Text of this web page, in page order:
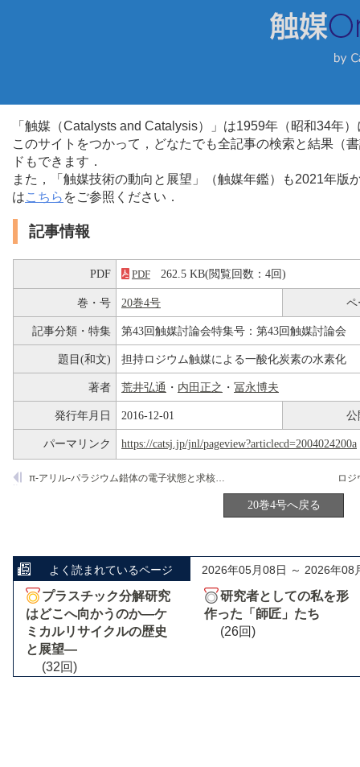
「触媒（Catalysts and Catalysis）」は1959年（昭和34年
このサイトをつかって，どなたでも全記事の検索と結果（
ドもできます．
また，「触媒技術の動向と展望」（触媒年鑑）も2021年
はこちら をご参照ください．
記事情報
PDF PDF 262.5 KB(閲覧回数：4回)
巻・号 20巻4号 ペ
記事分類・特集 第43回触媒討論会特集号：第43回触媒討論会
題目(和文) 担持ロジウム触媒による一酸化炭素の水素化
著者 荒井弘通 ・ 内田正之 ・ 冨永博夫
発行年月日 2016-12-01 公
パーマリンク https://catsj.jp/jnl/pageview?articlecd=2004024200a
ロ
π-アリル-パラジウム錯体の電子状態と求核攻撃に対する反応性
20巻4号へ戻る
よく読まれているページ 2026年05月08日 ～ 2026年08
プラスチック分解研究
はどこへ向かうのか―ケ
ミカルリサイクルの歴史
と展望―
(32回)
研究者としての私を形
作った「師匠」たち
(26回)